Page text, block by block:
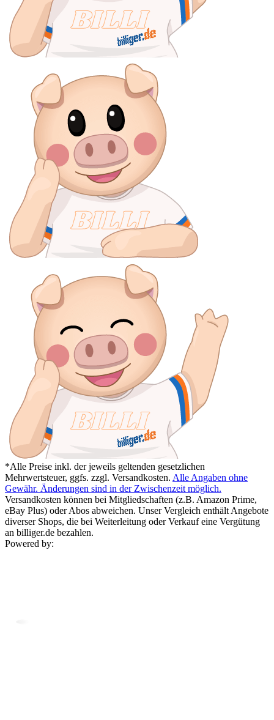
*Alle Preise inkl. der jeweils geltenden gesetzlichen
Mehrwertsteuer, ggfs. zzgl. Versandkosten. Alle Angaben ohne
Gewähr. Änderungen sind in der Zwischenzeit möglich.
Versandkosten können bei Mitgliedschaften (z.B. Amazon Prime,
eBay Plus) oder Abos abweichen. Unser Vergleich enthält Angebote
diverser Shops, die bei Weiterleitung oder Verkauf eine Vergütung
an billiger.de bezahlen.
Powered by: